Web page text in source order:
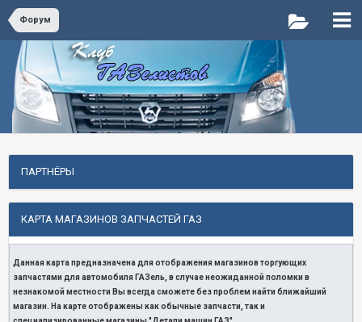
Форум
ПАРТНЁРЫ
КАРТА МАГАЗИНОВ ЗАПЧАСТЕЙ ГАЗ
Данная карта предназначена для отображения магазинов торгующих
запчастями для автомобиля ГАЗель, в случае неожиданной поломки в
незнакомой местности Вы всегда сможете без проблем найти ближайший
магазин. На карте отображены как обычные запчасти, так и